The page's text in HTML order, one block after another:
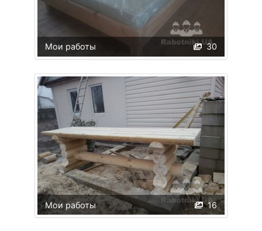
30
Мои работы
16
Мои работы